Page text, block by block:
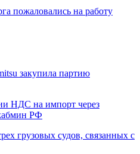
пожаловались на работу
закупила партию
НДС на импорт через
РФ
грузовых судов, связанных с